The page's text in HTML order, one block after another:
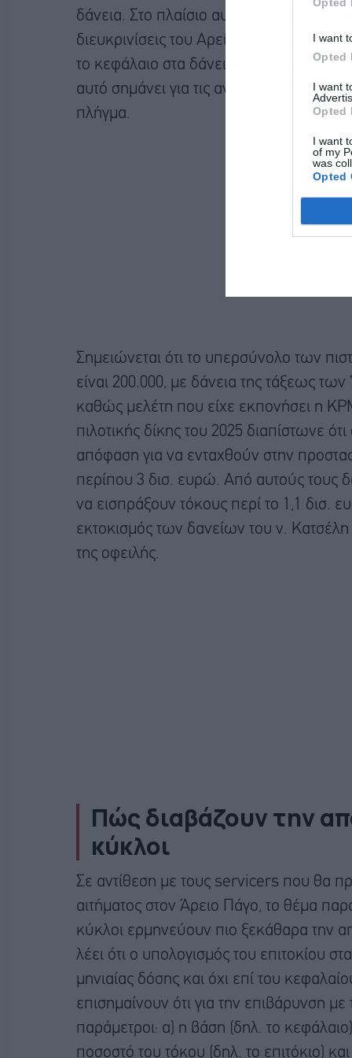
I want
Opted
I want
Opted
I want
of my
was
Opted
δάνεια. Στο πλαίσιο αυτό, και για όσους
διευκρινίσεις του Αρείου Πάγου, οι
το κεφάλαιο στα δάνεια του νόμου
αυτό σημάνει για τις ανακτήσεις του
πλήγμα.
Σημειώνεται ότι το υπερσύνολο των
είναι 200.000, με δάνεια της τάξεως
καθώς μελέτη που είχε εκπονήσει η
πιλοτικής δίκης του 2025 διαπίστωνε
απόφαση για να ενταχθούν στην
περίπου 3 δισ. ευρώ. Από αυτούς τους
να εισπράξουν τόκους περί το 1,1 δισ.
εκτοκισμός των δανείων του ν. Κατσέλη
της οφειλής.
Πώς διαβάζουν την
κύκλοι
Σε αντίθεση με τους servicers που θα
αιτήματος στον Άρειο Πάγο, το θέμα
κύκλοι ερμηνεύουν πιο ξεκάθαρα την
λέει ότι ο υπολογισμός του επιτοκίου
μηνιαίας δόσης και όχι επί του
επισημαίνουν ότι για την επιβάρυνση με
παράμετροι: α) η βάση (δηλ. το
ποσοστό του τόκου (δηλ. το επιτόκιο)